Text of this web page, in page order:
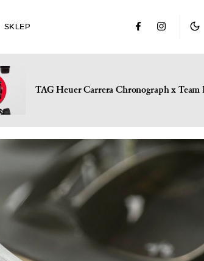
SKLEP
TAG Heuer Carrera Chronograph x Team